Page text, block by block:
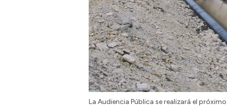
La Audiencia Pública se realizará el